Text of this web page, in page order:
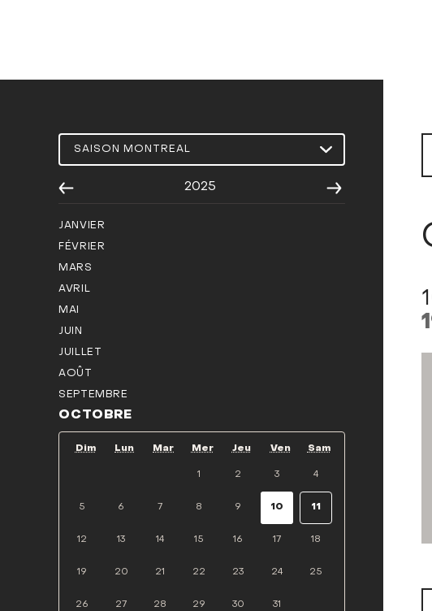
2025
JANVIER
FÉVRIER
MARS
AVRIL
MAI
JUIN
JUILLET
AOÛT
SEPTEMBRE
OCTOBRE
Dim Lun Mar Mer Jeu Ven Sam
1 2 3 4
5 6 7 8 9 10 11
12 13 14 15 16 17 18
19 20 21 22 23 24 25
26 27 28 29 30 31